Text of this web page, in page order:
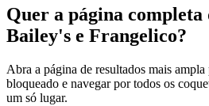
Quer a página completa
Bailey's e Frangelico?
Abra a página de resultados mais
bloqueado e navegar por todos os
um só lugar.